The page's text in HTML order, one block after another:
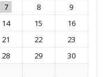
7 8
9
14 15
16
21 22
23
28 29
30